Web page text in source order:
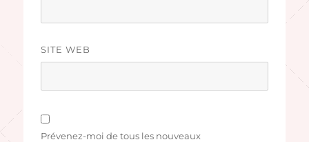
SITE WEB
Prévenez-moi de tous les nouveaux